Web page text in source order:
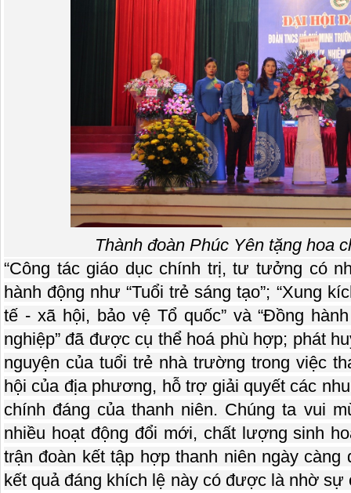
Thành đoàn Phúc Yên tặng hoa
“Công tác giáo dục chính trị, tư tưởng có
hành động như “Tuổi trẻ sáng tạo”; “Xung
tế - xã hội, bảo vệ Tổ quốc” và “Đồng
nghiệp” đã được cụ thể hoá phù hợp; phát
nguyện của tuổi trẻ nhà trường trong việc
hội của địa phương, hỗ trợ giải quyết các
chính đáng của thanh niên. Chúng ta vui
nhiều hoạt động đổi mới, chất lượng sinh
trận đoàn kết tập hợp thanh niên ngày
kết quả đáng khích lệ này có được là nhờ